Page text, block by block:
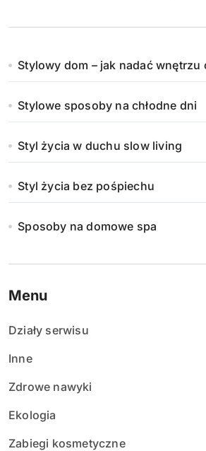
Stylowy dom – jak nadać wnętrzu
Stylowe sposoby na chłodne dni
Styl życia w duchu slow living
Styl życia bez pośpiechu
Sposoby na domowe spa
Menu
Działy serwisu
Inne
Zdrowe nawyki
Ekologia
Zabiegi kosmetyczne